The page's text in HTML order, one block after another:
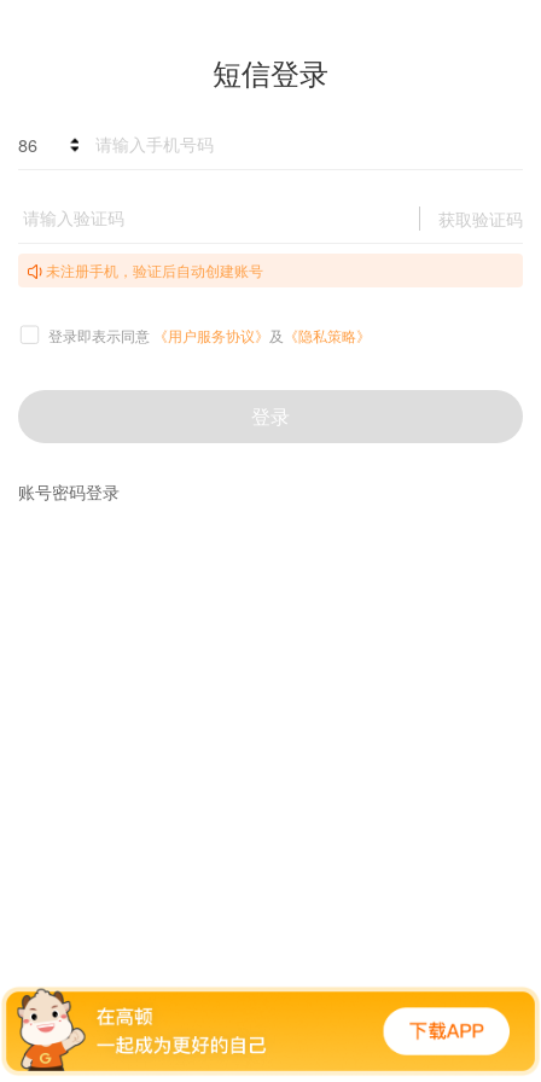
短信登录
86
获取验证码
未注册手机，验证后自动创建账号
登录即表示同意 《用户服务协议》 及 《隐私策略》
登录
账号密码登录